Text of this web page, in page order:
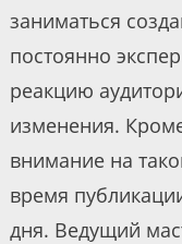
заниматься
постоянно
реакцию
изменения.
внимание на
время
дня. Ведущий